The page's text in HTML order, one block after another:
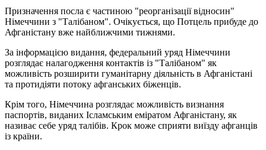
Призначення посла є частиною "реорганізації відносин"
Німеччини з "Талібаном". Очікується, що Потцель прибуде до
Афганістану вже найближчими тижнями.
За інформацією видання, федеральний уряд Німеччини
розглядає налагодження контактів із "Талібаном" як
можливість розширити гуманітарну діяльність в Афганістані
та протидіяти потоку афганських біженців.
Крім того, Німеччина розглядає можливість визнання
паспортів, виданих Ісламським еміратом Афганістану, як
називає себе уряд талібів. Крок може сприяти виїзду афганців
із країни.